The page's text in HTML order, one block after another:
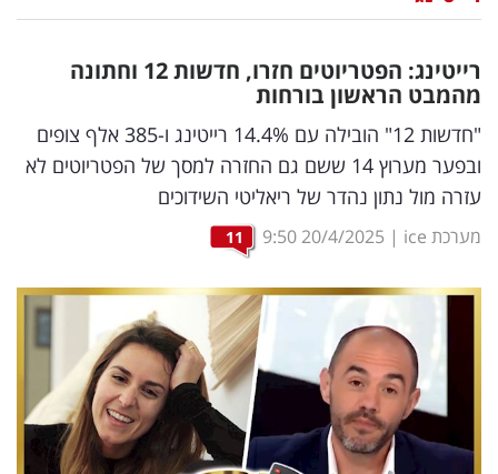
דיגיטל
וטק
שיווק
ופרסום
ומחקרים
דעות
רכילות
רייטינג: הפטריוטים חזרו, חדשות 12 וחתונה
מהמבט הראשון בורחות
"חדשות 12" הובילה עם 14.4% רייטינג ו-385 אלף צופים
ובפער מערוץ 14 ששם גם החזרה למסך של הפטריוטים לא
עזרה מול נתון נהדר של ריאליטי השידוכים
מערכת ice |
20/4/2025
9:50
11